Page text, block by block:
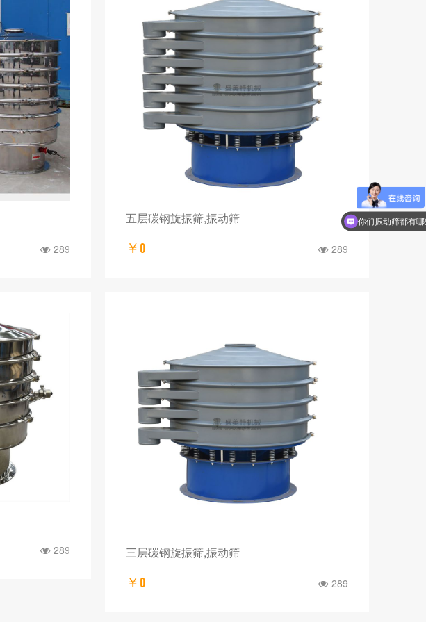
289
五层碳钢旋振筛,振动筛
￥0 289
289 三层碳钢旋振筛,振动筛
￥0 289
你们振动筛都有